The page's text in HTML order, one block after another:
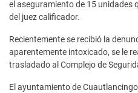
el aseguramiento de 15 unidades
del juez calificador.
Recientemente se recibió la
aparentemente intoxicado, se le
trasladado al Complejo de
El ayuntamiento de